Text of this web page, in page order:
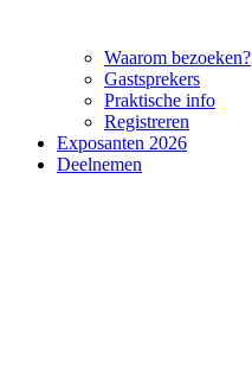
Waarom bezoeken?
Gastsprekers
Praktische info
Registreren
Exposanten 2026
Deelnemen